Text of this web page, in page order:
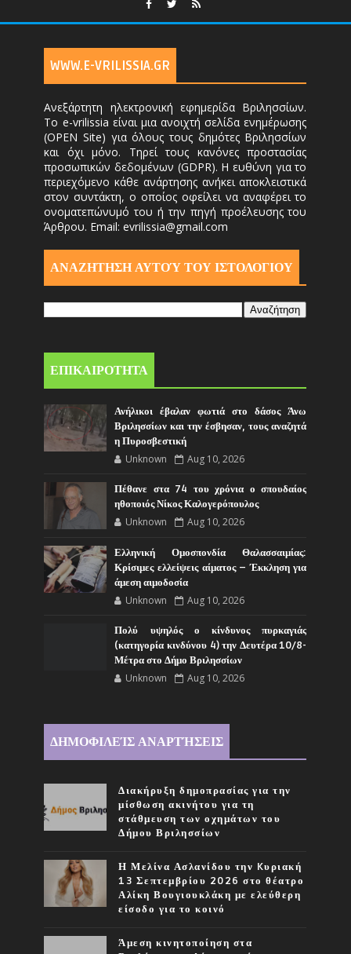
WWW.E-VRILISSIA.GR
Ανεξάρτητη ηλεκτρονική εφημερίδα Βριλησσίων.
Το e-vrilissia είναι μια ανοιχτή σελίδα ενημέρωσης
(OPEN Site) για όλους τους δημότες Βριλησσίων
και όχι μόνο. Τηρεί τους κανόνες προστασίας
προσωπικών δεδομένων (GDPR). Η ευθύνη για το
περιεχόμενο κάθε ανάρτησης ανήκει αποκλειστικά
στον συντάκτη, ο οποίος οφείλει να αναφέρει το
ονοματεπώνυμό του ή την πηγή προέλευσης του
Άρθρου. Email: evrilissia@gmail.com
ΑΝΑΖΗΤΗΣΗ ΑΥΤΟΎ ΤΟΥ ΙΣΤΟΛΟΓΙΟΥ
ΕΠΙΚΑΙΡΟΤΗΤΑ
Ανήλικοι έβαλαν φωτιά στο δάσος Άνω
Βριλησσίων και την έσβησαν, τους αναζητά
η Πυροσβεστική
Unknown Aug 10, 2026
Πέθανε στα 74 του χρόνια ο σπουδαίος
ηθοποιός Νίκος Καλογερόπουλος
Unknown Aug 10, 2026
Ελληνική Ομοσπονδία Θαλασσαιμίας:
Κρίσιμες ελλείψεις αίματος – Έκκληση για
άμεση αιμοδοσία
Unknown Aug 10, 2026
Πολύ υψηλός ο κίνδυνος πυρκαγιάς
(κατηγορία κινδύνου 4) την Δευτέρα 10/8-
Μέτρα στο Δήμο Βριλησσίων
Unknown Aug 10, 2026
ΔΗΜΟΦΙΛΕΊΣ ΑΝΑΡΤΉΣΕΙΣ
Διακήρυξη δημοπρασίας για την
μίσθωση ακινήτου για τη
στάθμευση των οχημάτων του
Δήμου Βριλησσίων
Η Μελίνα Ασλανίδου την Kυριακή
13 Σεπτεμβρίου 2026 στο θέατρο
Αλίκη Βουγιουκλάκη με ελεύθερη
είσοδο για το κοινό
Άμεση κινητοποίηση στα